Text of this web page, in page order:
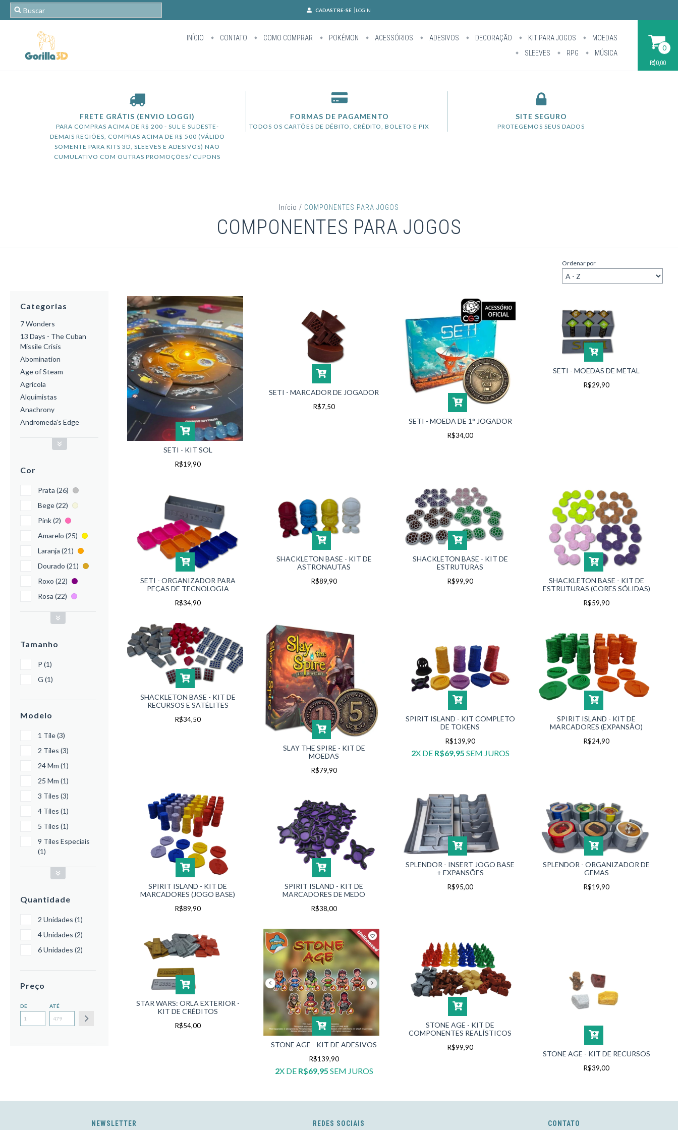
CADASTRE-SE LOGIN
INÍCIO CONTATO COMO COMPRAR POKÉMON ACESSÓRIOS ADESIVOS DECORAÇÃO KIT PARA JOGOS
MOEDAS
SLEEVES
RPG MÚSICA
0
R$0,00
FRETE GRÁTIS (ENVIO LOGGI)
PARA COMPRAS ACIMA DE R$ 200 - SUL E SUDESTE-
DEMAIS REGIÕES, COMPRAS ACIMA DE R$ 500 (VÁLIDO
SOMENTE PARA KITS 3D, SLEEVES E ADESIVOS) NÃO
CUMULATIVO COM OUTRAS PROMOÇÕES/ CUPONS
FORMAS DE PAGAMENTO
TODOS OS CARTÕES DE DÉBITO, CRÉDITO, BOLETO E PIX
SITE SEGURO
PROTEGEMOS SEUS DADOS
Início / COMPONENTES PARA JOGOS
COMPONENTES PARA JOGOS
Ordenar por
Categorias
7 Wonders
13 Days - The Cuban
Missile Crisis
Abomination
Age of Steam
Agrícola
Alquimistas
Anachrony
Andromeda's Edge
Cor
Prata (26)
Bege (22)
Pink (2)
Amarelo (25)
Laranja (21)
Dourado (21)
Roxo (22)
Rosa (22)
Tamanho
P (1)
G (1)
Modelo
1 Tile (3)
2 Tiles (3)
24 Mm (1)
25 Mm (1)
3 Tiles (3)
4 Tiles (1)
5 Tiles (1)
9 Tiles Especiais
(1)
Quantidade
2 Unidades (1)
4 Unidades (2)
6 Unidades (2)
Preço
DE ATÉ
SETI - KIT SOL
R$19,90
SETI - MARCADOR DE JOGADOR
R$7,50
SETI - MOEDA DE 1° JOGADOR
R$34,00
SETI - MOEDAS DE METAL
R$29,90
SETI - ORGANIZADOR PARA
PEÇAS DE TECNOLOGIA
R$34,90
SHACKLETON BASE - KIT DE
ASTRONAUTAS
R$89,90
SHACKLETON BASE - KIT DE
ESTRUTURAS
R$99,90
SHACKLETON BASE - KIT DE
ESTRUTURAS (CORES SÓLIDAS)
R$59,90
SHACKLETON BASE - KIT DE
RECURSOS E SATÉLITES
R$34,50
SLAY THE SPIRE - KIT DE
MOEDAS
R$79,90
SPIRIT ISLAND - KIT COMPLETO
DE TOKENS
R$139,90
2X DE R$69,95 SEM JUROS
SPIRIT ISLAND - KIT DE
MARCADORES (EXPANSÃO)
R$24,90
SPIRIT ISLAND - KIT DE
MARCADORES (JOGO BASE)
R$89,90
SPIRIT ISLAND - KIT DE
MARCADORES DE MEDO
R$38,00
SPLENDOR - INSERT JOGO BASE
+ EXPANSÕES
R$95,00
SPLENDOR - ORGANIZADOR DE
GEMAS
R$19,90
STAR WARS: ORLA EXTERIOR -
KIT DE CRÉDITOS
R$54,00
STONE AGE - KIT DE ADESIVOS
R$139,90
2X DE R$69,95 SEM JUROS
STONE AGE - KIT DE
COMPONENTES REALÍSTICOS
R$99,90
STONE AGE - KIT DE RECURSOS
R$39,00
NEWSLETTER REDES SOCIAIS CONTATO